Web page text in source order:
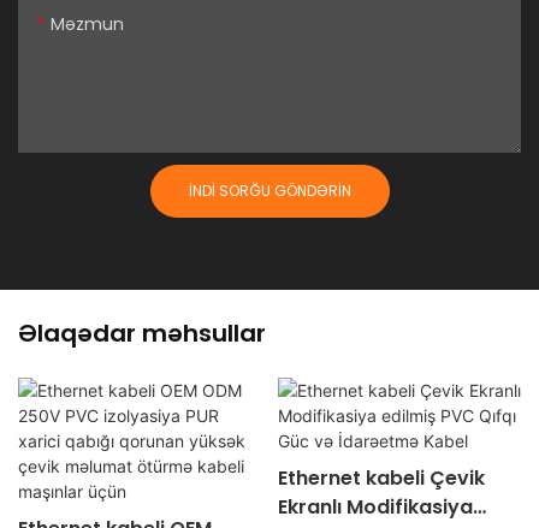
Məzmun
İNDI SORĞU GÖNDƏRIN
Əlaqədar məhsullar
Ethernet kabeli Çevik
Ekranlı Modifikasiya